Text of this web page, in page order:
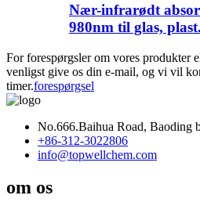
Nær-infrarødt
980nm til glas,
For forespørgsler om vores produkter
venligst give os din e-mail, og vi vil
timer.forespørgsel
No.666.Baihua Road, Baoding
+86-312-3022806
info@topwellchem.com
om os